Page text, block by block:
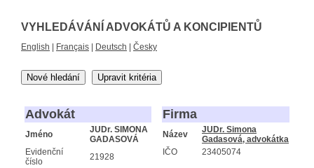
VYHLEDÁVÁNÍ ADVOKÁTŮ A KONCIPIENTŮ
English Français Deutsch Česky
Nové hledání Upravit kritéria
Advokát
Jméno
JUDr. SIMONA
GADASOVÁ
Evidenční
číslo
21928
Firma
Název
JUDr. Simona
Gadasová, advokátka
IČO
23405074